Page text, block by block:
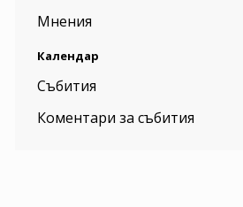
Мнения
Календар
Събития
Коментари за събития